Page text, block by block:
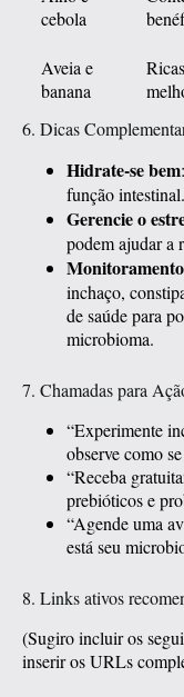
cebola
Aveia e
banana
6. Dicas
Hidrate-se bem
função intestinal.
Gerencie o
podem ajudar a
Monitoramento
inchaço,
de saúde para
microbioma.
7. Chamadas para
“Experimente
observe como
“Receba
prebióticos e
“Agende uma
está seu
8. Links ativos
(Sugiro incluir os
inserir os URLs